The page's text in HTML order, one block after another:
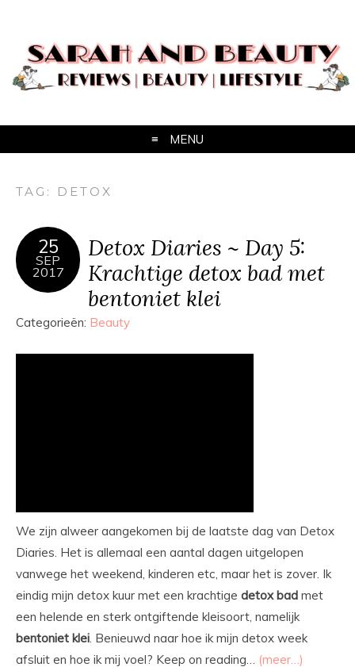
MENU
TAG: DETOX
25
SEP
2017
Detox Diaries ~ Day 5:
Krachtige detox bad met
bentoniet klei
Categorieën: Beauty
We zijn alweer aangekomen bij de laatste dag van Detox
Diaries. Het is allemaal een aantal dagen uitgelopen
vanwege het weekend, kinderen etc, maar het is zover. Ik
eindig mijn detox kuur met een krachtige detox bad met
een helende en sterk ontgiftende kleisoort, namelijk
bentoniet klei. Benieuwd naar hoe ik mijn detox week
afsluit en hoe ik mij voel? Keep on reading… (meer…)